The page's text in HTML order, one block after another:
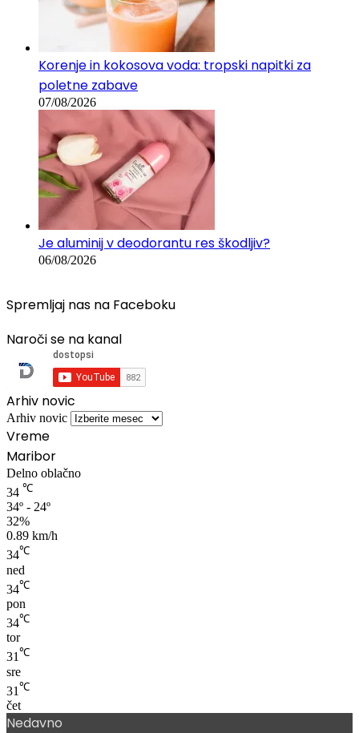
Korenje in kokosova voda: tropski napitki za
poletne zabave
07/08/2026
Je aluminij v deodorantu res škodljiv?
06/08/2026
Spremljaj nas na Faceboku
Naroči se na kanal
Arhiv novic
Arhiv novic
Vreme
Maribor
Delno oblačno
34 ℃
34º - 24º
32%
0.89 km/h
34℃
ned
34℃
pon
34℃
tor
31℃
sre
31 ℃
čet
Nedavno